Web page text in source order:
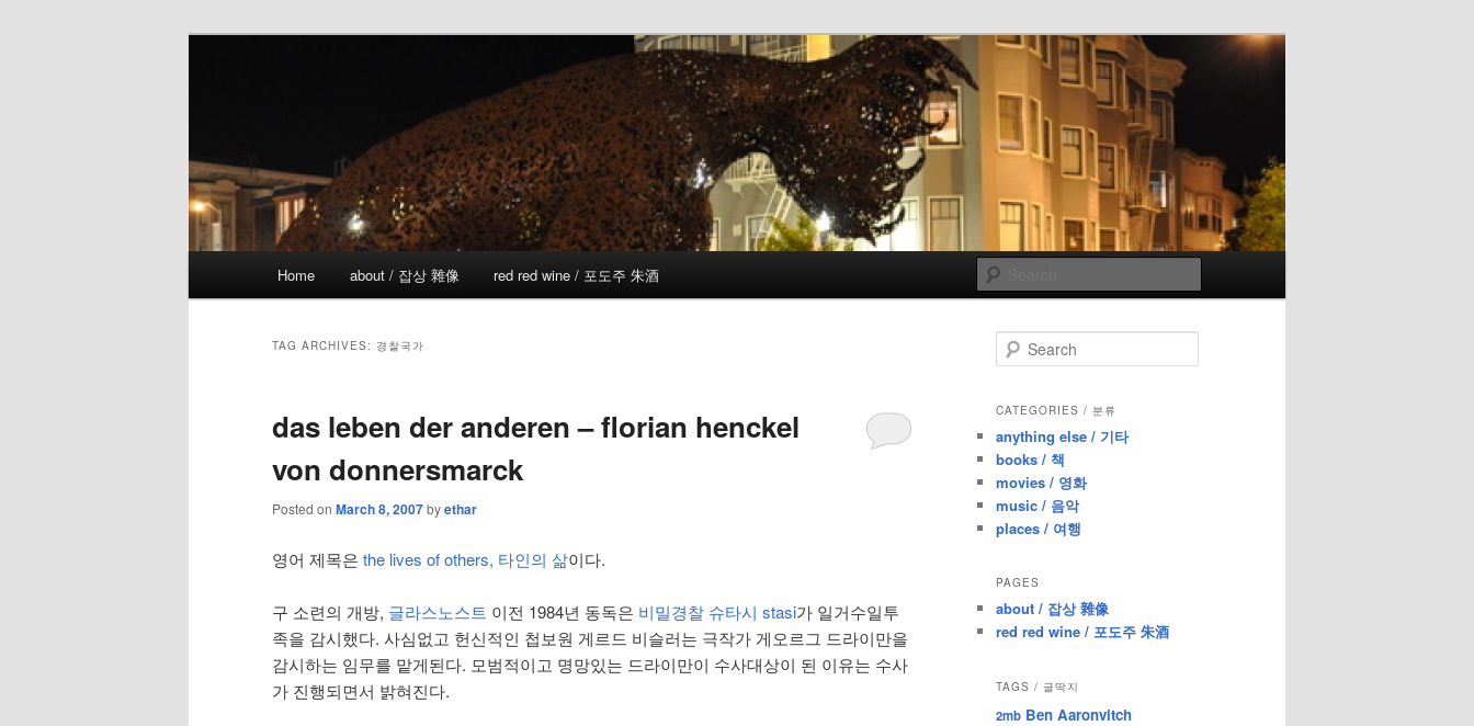
Home about / 잡상 雜像 red red wine / 포도주 朱酒
TAG ARCHIVES: 경찰국가
das leben der anderen – florian henckel
von donnersmarck
Posted on March 8, 2007byethar
영어 제목은 the lives of others, 타인의 삶이다.
구 소련의 개방, 글라스노스트 이전 1984년 동독은 비밀경찰 슈타시 stasi가 일거수일투
족을 감시했다. 사심없고 헌신적인 첩보원 게르드 비슬러는 극작가 게오르그 드라이만을
감시하는 임무를 맡게된다. 모범적이고 명망있는 드라이만이 수사대상이 된 이유는 수사
가 진행되면서 밝혀진다.
e
r
h
CATEGORIES / 분류
anything else / 기타
books / 책
movies / 영화
music / 음악
places / 여행
PAGES
about / 잡상 雜像
red red wine / 포도주 朱酒
TAGS / 글딱지
2mb Ben Aaronvitch